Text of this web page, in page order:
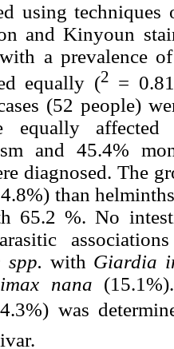
using
and Kinyoun
a prevalence
equally (2 =
(52 people)
equally
and 45.4%
diagnosed. The
than
65.2 %. No
spp. with Giardia
nana
was